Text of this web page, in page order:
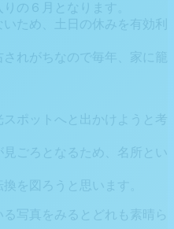
の６月となります。
ため、土日の休みを有効利
れがちなので毎年、家に籠
スポットへと出かけようと考
ごろとなるため、名所とい
を図ろうと思います。
写真をみるとどれも素晴ら